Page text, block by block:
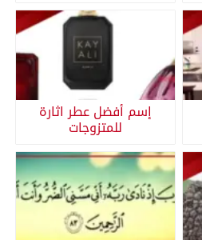
إسم أفضل عطر اثارة
للمتزوجات